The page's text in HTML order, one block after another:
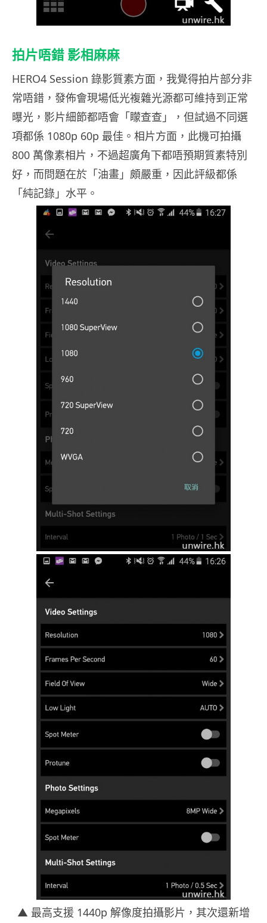
拍片唔錯 影相麻麻
HERO4 Session 錄影質素方面，我覺得拍片部分非
常唔錯，發佈會現場低光複雜光源都可維持到正常
曝光，影片細節都唔會「矇查查」，但試過不同選
項都係 1080p 60p 最佳。相片方面，此機可拍攝
800 萬像素相片，不過超廣角下都唔預期質素特別
好，而問題在於「油畫」頗嚴重，因此評級都係
「純記錄」水平。
▲ 最高支援 1440p 解像度拍攝影片，其次還新增